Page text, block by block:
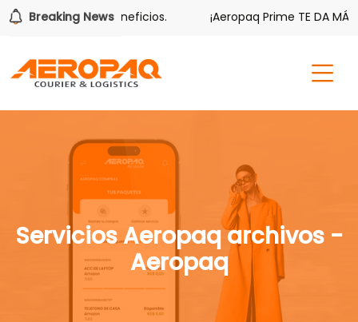
Breaking News
sus beneficios. ¡Aeropaq Prime TE DA MÁS!
Servicios Aeropaq archivos -
Aeropaq